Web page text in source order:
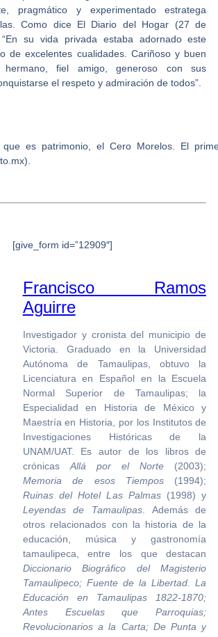
pragmático y experimentado estratega
Como dice El Diario del Hogar (27 de
“En su vida privada estaba adornado este
de excelentes cualidades. Cariñoso y buen
hermano, fiel amigo, generoso con sus
el respeto y admiración de todos”.
que es patrimonio, el Cero Morelos. El
[give_form id=”12909″]
Francisco Ramos
Aguirre
Investigador y cronista del municipio de
Victoria. Graduado en la Universidad
Autónoma de Tamaulipas, obtuvo la
Licenciatura en Español en la Escuela
Normal Superior de Tamaulipas; la
Especialidad en Historia de México y
Maestría en Historia, por los Institutos de
Investigaciones Históricas de la
UNAM/UAT. Es autor de los libros de
crónicas Allá por el Norte (2003);
Memoria de esos Tiempos(1994);
Ruinas del Hotel Las Palmas(1998) y
Leyendas de Tamaulipas . Además de
otros relacionados con la historia de la
educación, música y gastronomía
tamaulipeca, entre los que destacan
Diccionario Biográfico del Magisterio
Tamaulipeco; Fuente de la Libertad. La
Educación en Tamaulipas 1822-1870;
Antes Escuelas que Parroquias;
Revolucionarios a la Carta; De Punta y